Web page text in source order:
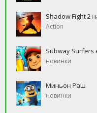
Shadow Fight 2
Action
Subway Surfers
новинки
Миньон Раш
новинки